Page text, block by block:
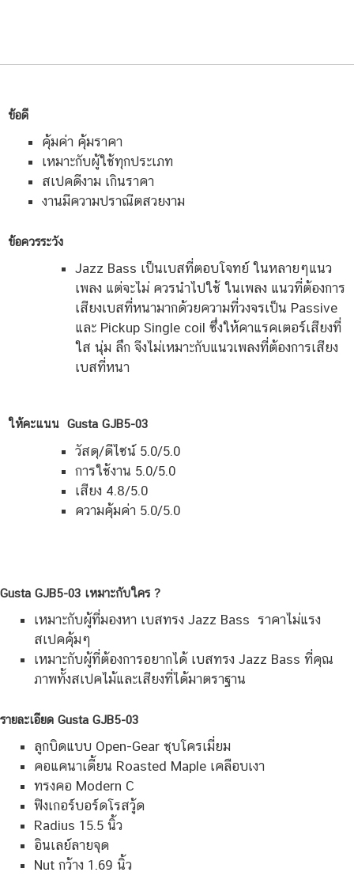
ข้อดี
คุ้มค่า คุ้มราคา
เหมาะกับผู้ใช้ทุกประเภท
สเปคดีงาม เกินราคา
งานมีความปราณีตสวยงาม
ข้อควรระวัง
Jazz Bass เป็นเบสที่ตอบโจทย์ ในหลายๆแนว
เพลง แต่จะไม่ ควรนำไปใช้ ในเพลง แนวที่ต้องการ
เสียงเบสที่หนามากด้วยความที่วงจรเป็น Passive
และ Pickup Single coil ซึ่งให้คาแรคเตอร์เสียงที่
ใส นุ่ม ลึก จีงไม่เหมาะกับแนวเพลงที่ต้องการเสียง
เบสที่หนา
ให้คะแนน Gusta GJB5-03
วัสดุ/ดีไซน์ 5.0/5.0
การใช้งาน 5.0/5.0
เสียง 4.8/5.0
ความคุ้มค่า 5.0/5.0
Gusta GJB5-03 เหมาะกับใคร ?
เหมาะกับผู้ที่มองหา เบสทรง Jazz Bass ราคาไม่แรง
สเปคคุ้มๆ
เหมาะกับผู้ที่ต้องการอยากได้ เบสทรง Jazz Bass ที่คุณ
ภาพทั้งสเปคไม้และเสียงที่ได้มาตราฐาน
รายละเอียด Gusta GJB5-03
ลูกบิดแบบ Open-Gear ชุบโครเมี่ยม
คอแคนาเดี้ยน Roasted Maple เคลือบเงา
ทรงคอ Modern C
ฟิงเกอร์บอร์ดโรสวู้ด
Radius 15.5 นิ้ว
อินเลย์ลายจุด
Nut กว้าง 1.69 นิ้ว